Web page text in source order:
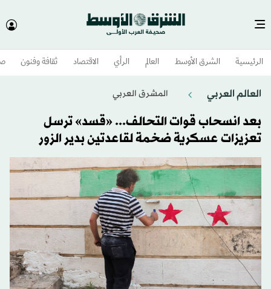
الرئيسية الشرق الأوسط​ العالم الرأي الاقتصاد ثقافة وفنون
العالم العربي المشرق العربي
بعد انسحاب قوات التحالف... «قسد» ترسل
تعزيزات عسكرية ضخمة لقاعدتين بدير الزور